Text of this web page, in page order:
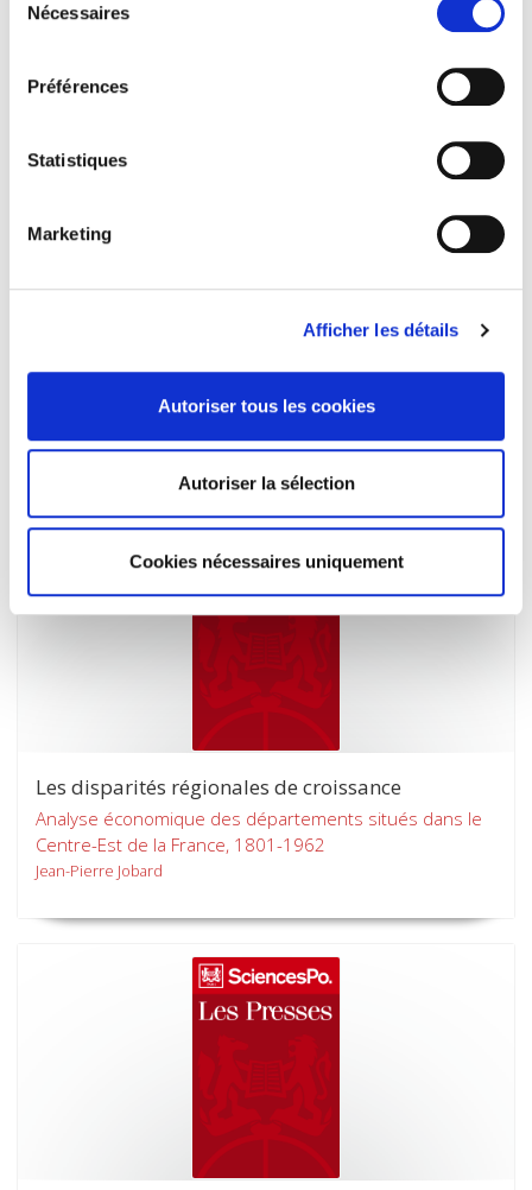
Nécessaires
Préférences
Statistiques
Marketing
Afficher les détails
Autoriser tous les cookies
Autoriser la sélection
Cookies nécessaires uniquement
Guy Rossi-Landi
René Rémond
Les disparités régionales de croissance
Analyse économique des départements situés dans le
Centre-Est de la France, 1801-1962
Jean-Pierre Jobard